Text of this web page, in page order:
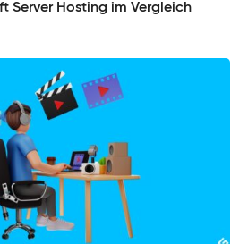
Server Hosting im Vergleich